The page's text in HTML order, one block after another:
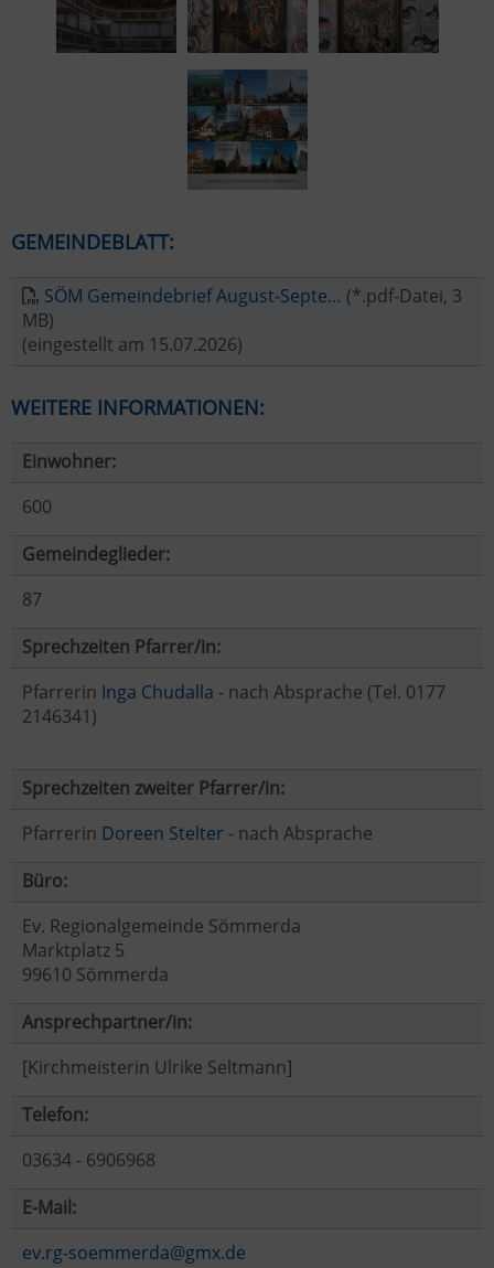
GEMEINDEBLATT:
SÖM Gemeindebrief August-Septe… (*.pdf-Datei, 3
MB)
(eingestellt am 15.07.2026)
WEITERE INFORMATIONEN:
Einwohner:
600
Gemeindeglieder:
87
Sprechzeiten Pfarrer/in:
Pfarrerin Inga Chudalla - nach Absprache (Tel. 0177
2146341)
Sprechzeiten zweiter Pfarrer/in:
Pfarrerin Doreen Stelter - nach Absprache
Büro:
Ev. Regionalgemeinde Sömmerda
Marktplatz 5
99610 Sömmerda
Ansprechpartner/in:
[Kirchmeisterin Ulrike Seltmann]
Telefon:
03634 - 6906968
E-Mail:
ev.rg-soemmerda@gmx.de